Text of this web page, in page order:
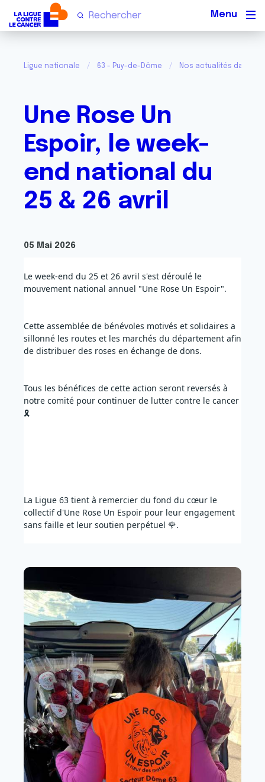
Ligue nationale 63 - Puy-de-Dôme Nos actualités dans le
Une Rose Un
Espoir, le week-
end national du
25 & 26 avril
05 Mai 2026
Le week-end du 25 et 26 avril s'est déroulé le
mouvement national annuel "Une Rose Un Espoir".
Cette assemblée de bénévoles motivés et solidaires a
sillonné les routes et les marchés du département afin
de distribuer des roses en échange de dons.
Tous les bénéfices de cette action seront reversés à
notre comité pour continuer de lutter contre le cancer
🎗️
La Ligue 63 tient à remercier du fond du cœur le
collectif d'Une Rose Un Espoir pour leur engagement
sans faille et leur soutien perpétuel 🌹.